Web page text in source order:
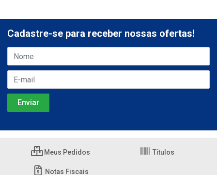
Cadastre-se para receber nossas ofertas!
Meus Pedidos Títulos
Notas Fiscais